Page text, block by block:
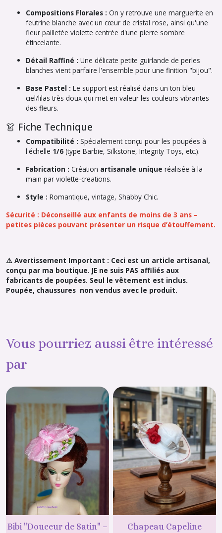
Compositions Florales : On y retrouve une marguerite en
feutrine blanche avec un cœur de cristal rose, ainsi qu'une
fleur pailletée violette centrée d'une pierre sombre
étincelante.
Détail Raffiné : Une délicate petite guirlande de perles
blanches vient parfaire l'ensemble pour une finition "bijou".
Base Pastel : Le support est réalisé dans un ton bleu
ciel/lilas très doux qui met en valeur les couleurs vibrantes
des fleurs.
👗 Fiche Technique
Compatibilité : Spécialement conçu pour les poupées à
l'échelle 1/6 (type Barbie, Silkstone, Integrity Toys, etc.).
Fabrication : Création artisanale unique réalisée à la
main par violette-creations.
Style : Romantique, vintage, Shabby Chic.
Sécurité : Déconseillé aux enfants de moins de 3 ans –
petites pièces pouvant présenter un risque d’étouffement.
⚠️ Avertissement Important : Ceci est un article artisanal,
conçu par ma boutique. JE ne suis PAS affiliés aux
fabricants de poupées. Seul le vêtement est inclus.
Poupée, chaussures non vendus avec le produit.
Vous pourriez aussi être intéressé
par
Bibi "Douceur de Satin" – Chapeau Capeline